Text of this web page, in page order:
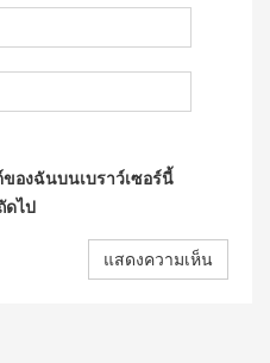
องฉันบนเบราว์เซอร์นี้
ดไป